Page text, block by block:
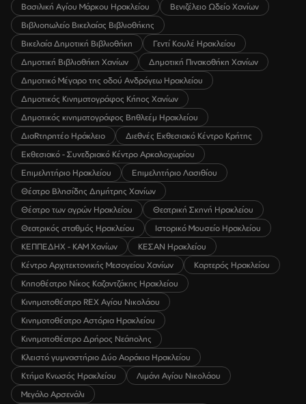
Βασιλική Αγίου Μάρκου Ηρακλείου
Βενιζέλειο Ωδείο Χανίων
Βιβλιοπωλείο Βικελαίας Βιβλιοθήκης
Βικελαία Δημοτική Βιβλιοθήκη
Γεντί Κουλέ Ηρακλείου
Δημοτική Βιβλιοθήκη Χανίων
Δημοτική Πινακοθήκη Χανίων
Δημοτικό Μέγαρο της οδού Ανδρόγεω Ηρακλείου
Δημοτικός Κινηματογράφος Κήπος Χανίων
Δημοτικός κινηματογράφος Βηθλεέμ Ηρακλείου
ΔιαRτηρητέο Ηράκλειο
Διεθνές Εκθεσιακό Κέντρο Κρήτης
Εκθεσιακό - Συνεδριακό Κέντρο Αρκαλοχωρίου
Επιμελητήριο Ηρακλείου
Επιμελητήριο Λασιθίου
Θέατρο Βλησίδης Δημήτρης Χανίων
Θέατρο των αγρών Ηρακλείου
Θεατρική Σκηνή Ηρακλείου
Θεατρικός σταθμός Ηρακλείου
Ιστορικό Μουσείο Ηρακλείου
ΚΕΠΠΕΔΗΧ - ΚΑΜ Χανίων
ΚΕΣΑΝ Ηρακλείου
Κέντρο Αρχιτεκτονικής Μεσογείου Χανίων
Καρτερός Ηρακλείου
Κηποθέατρο Νίκος Καζαντζάκης Ηρακλείου
Κινηματοθέατρο REX Αγίου Νικολάου
Κινηματοθέατρο Αστόρια Ηρακλείου
Κινηματοθέατρο Δρήρος Νεάπολης
Κλειστό γυμναστήριο Δύο Αοράκια Ηρακλείου
Κτήμα Κνωσός Ηρακλείου
Λιμάνι Αγίου Νικολάου
Μεγάλο Αρσενάλι